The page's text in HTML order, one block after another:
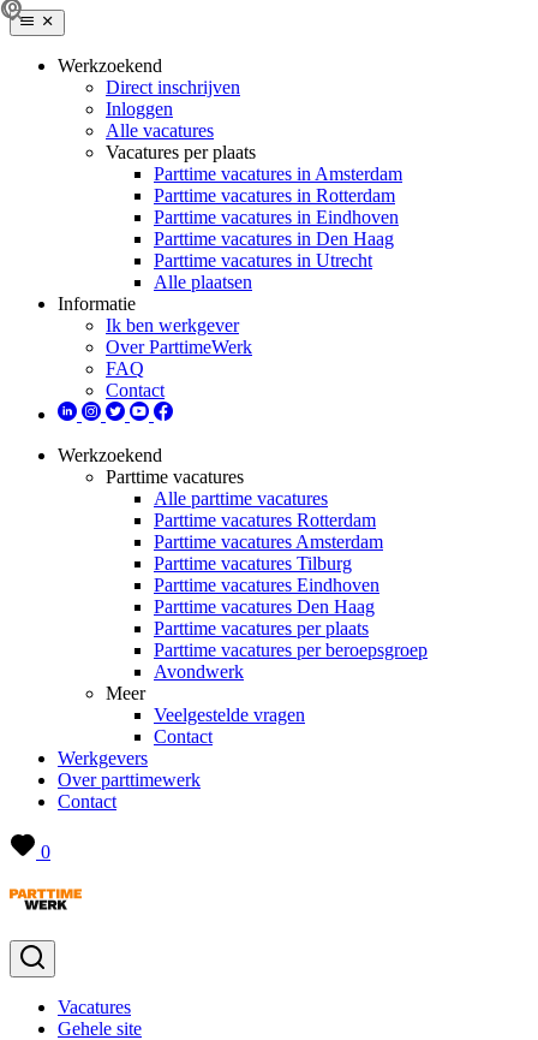
Werkzoekend
Direct inschrijven
Inloggen
Alle vacatures
Vacatures per plaats
Parttime vacatures in Amsterdam
Parttime vacatures in Rotterdam
Parttime vacatures in Eindhoven
Parttime vacatures in Den Haag
Parttime vacatures in Utrecht
Alle plaatsen
Informatie
Ik ben werkgever
Over ParttimeWerk
FAQ
Contact
Werkzoekend
Parttime vacatures
Alle parttime vacatures
Parttime vacatures Rotterdam
Parttime vacatures Amsterdam
Parttime vacatures Tilburg
Parttime vacatures Eindhoven
Parttime vacatures Den Haag
Parttime vacatures per plaats
Parttime vacatures per beroepsgroep
Avondwerk
Meer
Veelgestelde vragen
Contact
Werkgevers
Over parttimewerk
Contact
0
Vacatures
Gehele site